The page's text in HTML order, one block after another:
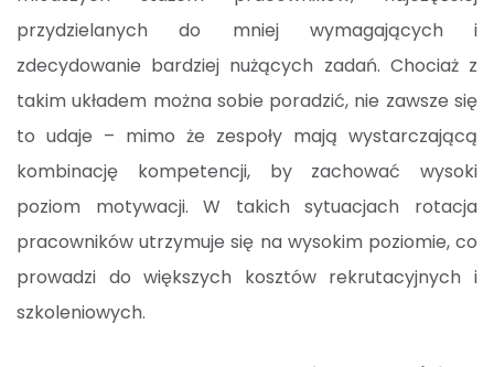
przydzielanych do mniej wymagających i
zdecydowanie bardziej nużących zadań. Chociaż z
takim układem można sobie poradzić, nie zawsze się
to udaje – mimo że zespoły mają wystarczającą
kombinację kompetencji, by zachować wysoki
poziom motywacji. W takich sytuacjach rotacja
pracowników utrzymuje się na wysokim poziomie, co
prowadzi do większych kosztów rekrutacyjnych i
szkoleniowych.